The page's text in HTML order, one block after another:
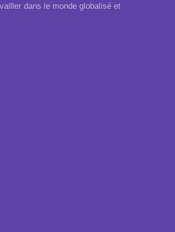
dans le monde globalisé et